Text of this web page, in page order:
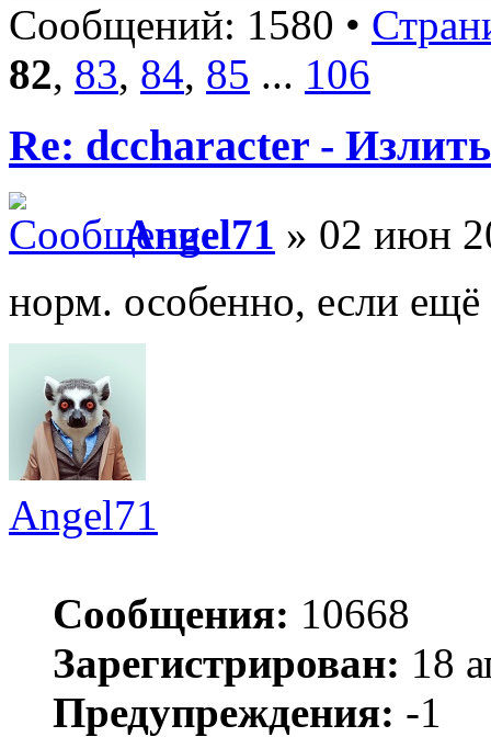
Сообщений: 1580 •
82, 83, 84, 85 ... 106
Re: dccharacter -
Angel71 » 02 июн
норм. особенно, если ещё
Angel71
Сообщения: 10668
Зарегистрирован: 18
Предупреждения: -1